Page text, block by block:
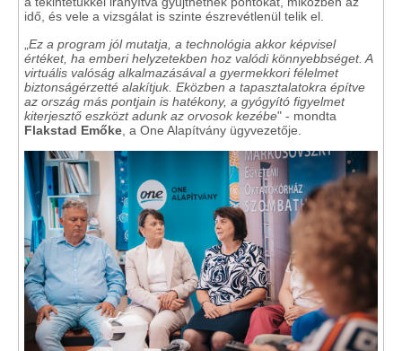
idő, és vele a vizsgálat is szinte észrevétlenül telik el.
„Ez a program jól mutatja, a technológia akkor képvisel
értéket, ha emberi helyzetekben hoz valódi könnyebbséget. A
virtuális valóság alkalmazásával a gyermekkori félelmet
biztonságérzetté alakítjuk. Eközben a tapasztalatokra építve
az ország más pontjain is hatékony, a gyógyító figyelmet
kiterjesztő eszközt adunk az orvosok kezébe" - mondta
Flakstad Emőke, a One Alapítvány ügyvezetője.